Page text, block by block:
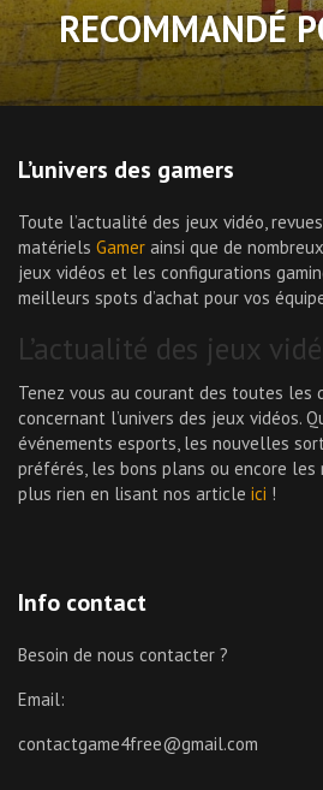
RECOMMANDÉ
L’univers des gamers
Toute l’actualité des jeux vidéo,
matériels Gamer ainsi que de
jeux vidéos et les configurations
meilleurs spots d’achat pour vos
L’actualité des jeux
Tenez vous au courant des toutes les
concernant l’univers des jeux vidéos.
événements esports, les nouvelles
préférés, les bons plans ou encore les
plus rien en lisant nos article ici !
Info contact
Besoin de nous contacter ?
Email:
contactgame4free@gmail.com